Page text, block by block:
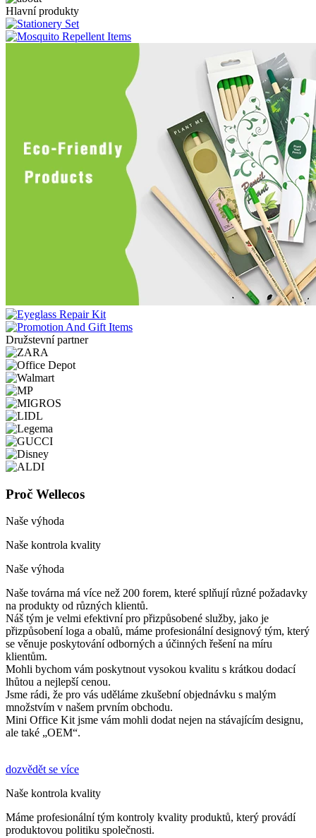
Hlavní produkty
Družstevní partner
Proč Wellecos
Naše výhoda
Naše kontrola kvality
Naše výhoda
Naše továrna má více než 200 forem, které splňují různé požadavky
na produkty od různých klientů.
Náš tým je velmi efektivní pro přizpůsobené služby, jako je
přizpůsobení loga a obalů, máme profesionální designový tým, který
se věnuje poskytování odborných a účinných řešení na míru
klientům.
Mohli bychom vám poskytnout vysokou kvalitu s krátkou dodací
lhůtou a nejlepší cenou.
Jsme rádi, že pro vás uděláme zkušební objednávku s malým
množstvím v našem prvním obchodu.
Mini Office Kit jsme vám mohli dodat nejen na stávajícím designu,
ale také „OEM“.
dozvědět se více
Naše kontrola kvality
Máme profesionální tým kontroly kvality produktů, který provádí
produktovou politiku společnosti.